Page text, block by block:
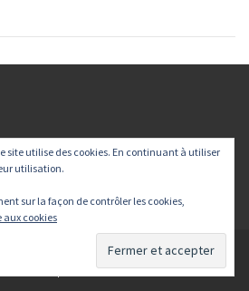
Agence Web & développement Team Ever™
Plan du site
site utilise des cookies. En continuant à utiliser
utilisation.
sur la façon de contrôler les cookies,
cookies